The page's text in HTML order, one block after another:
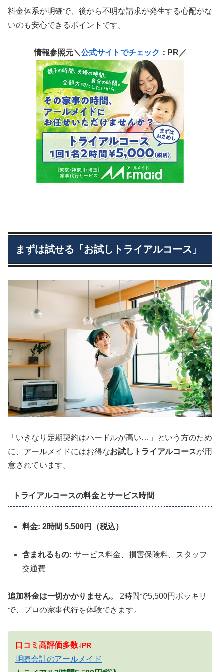
料金体系が明確で、後から不明な請求が発生する心配がな
いのも安心できるポイントです。
情報参照元＼ 公式サイトでチェック ：PR／
まずは試せる「お試しトライアルコース」
「いきなり定期契約はハードルが高い…」という方のため
に、アールメイドにはお得なお試しトライアルコースが用
意されています。
トライアルコースの料金とサービス時間
料金: 2時間 5,500円（税込）
含まれるもの: サービス料金、損害保険料、スタッフ
交通費
追加料金は一切かかりません。
2時間で5,500円ポッキリ
で、プロの家事代行を体験できます。
口コミ高評価多数↓PR
明瞭会計のアールメイド